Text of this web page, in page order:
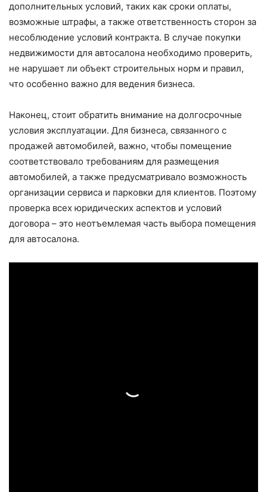
дополнительных условий, таких как сроки оплаты,
возможные штрафы, а также ответственность сторон за
несоблюдение условий контракта. В случае покупки
недвижимости для автосалона необходимо проверить,
не нарушает ли объект строительных норм и правил,
что особенно важно для ведения бизнеса.
Наконец, стоит обратить внимание на долгосрочные
условия эксплуатации. Для бизнеса, связанного с
продажей автомобилей, важно, чтобы помещение
соответствовало требованиям для размещения
автомобилей, а также предусматривало возможность
организации сервиса и парковки для клиентов. Поэтому
проверка всех юридических аспектов и условий
договора – это неотъемлемая часть выбора помещения
для автосалона.